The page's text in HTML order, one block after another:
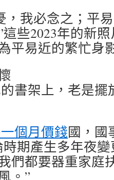
，我必念之；平
些2023年的新
平易近的繁忙身
書架上，老是擺
個月價錢國，國
期產生多年夜
們都要器重家庭
。”